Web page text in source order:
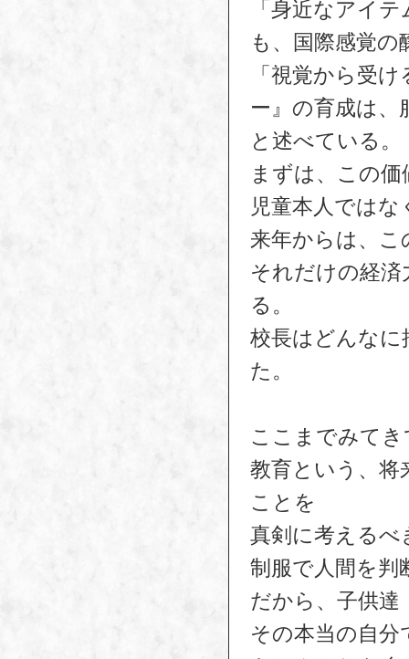
「身近なアイ
も、国際感覚
「視覚から受
ー』の育成は、
と述べている。
まずは、この
児童本人では
来年からは、こ
それだけの経
る。
校長はどんな
た。
ここまでみて
教育という、
ことを
真剣に考えるべ
制服で人間を
だから、子供達
その本当の自